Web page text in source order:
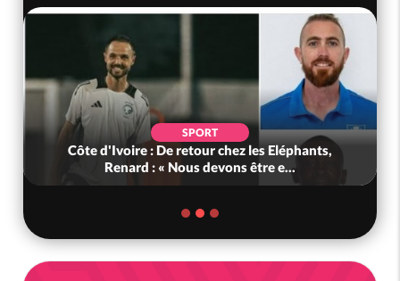
SPORT
Côte d'Ivoire : De retour chez les Eléphants,
Renard : « Nous devons être e...